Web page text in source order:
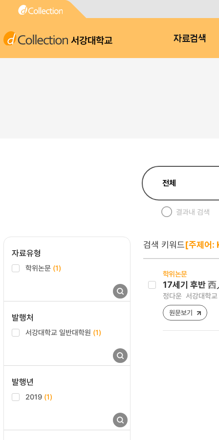
서강대학교 자료검색
결과내 검색
자료유형
학위논문 (1)
발행처
서강대학교 일반대학원 (1)
발행년
2019 (1)
검색 키워드[주제어
학위논문
17세기 후반
정다운 서강대학
원문보기